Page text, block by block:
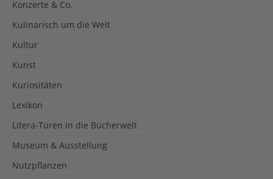
Konzerte & Co.
Kulinarisch um die Welt
Kultur
Kunst
Kuriositäten
Lexikon
Litera-Türen in die Bücherwelt
Museum & Ausstellung
Nutzpflanzen